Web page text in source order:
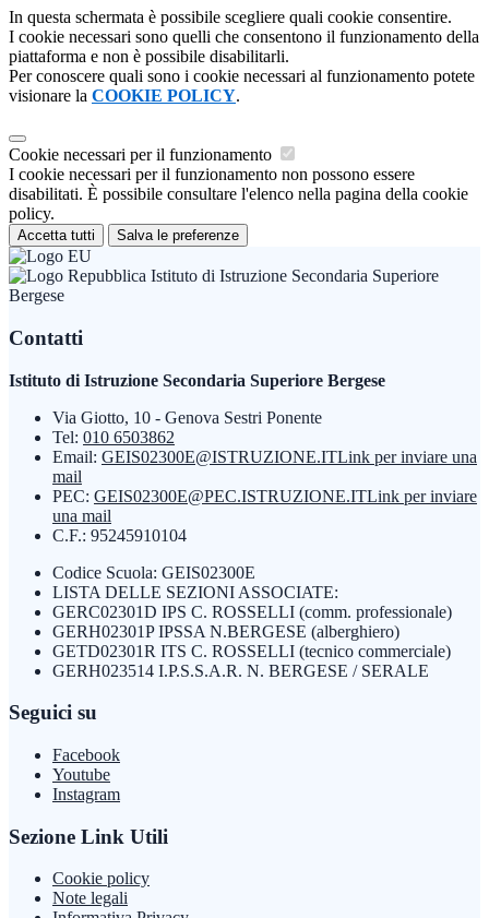
In questa schermata è possibile scegliere quali cookie consentire.
I cookie necessari sono quelli che consentono il funzionamento della
piattaforma e non è possibile disabilitarli.
Per conoscere quali sono i cookie necessari al funzionamento potete
visionare la COOKIE POLICY.
Cookie necessari per il funzionamento
I cookie necessari per il funzionamento non possono essere
disabilitati. È possibile consultare l'elenco nella pagina della cookie
policy.
Accetta tutti Salva le preferenze
Istituto di Istruzione Secondaria Superiore
Bergese
Contatti
Istituto di Istruzione Secondaria Superiore Bergese
Via Giotto, 10 - Genova Sestri Ponente
Tel: 010 6503862
Email: GEIS02300E@ISTRUZIONE.ITLink per inviare una
mail
PEC: GEIS02300E@PEC.ISTRUZIONE.ITLink per inviare
una mail
C.F.: 95245910104
Codice Scuola: GEIS02300E
LISTA DELLE SEZIONI ASSOCIATE:
GERC02301D IPS C. ROSSELLI (comm. professionale)
GERH02301P IPSSA N.BERGESE (alberghiero)
GETD02301R ITS C. ROSSELLI (tecnico commerciale)
GERH023514 I.P.S.S.A.R. N. BERGESE / SERALE
Seguici su
Facebook
Youtube
Instagram
Sezione Link Utili
Cookie policy
Note legali